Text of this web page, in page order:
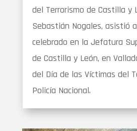
del Terrorismo de Castilla y
Sebastián Nogales, asistió
celebrado en la Jefatura
de Castilla y León, en
del Día de las Víctimas del
Policía Nacional.